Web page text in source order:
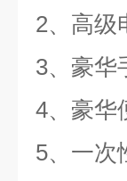
2、高级
3、豪华
4、豪华
5、一次